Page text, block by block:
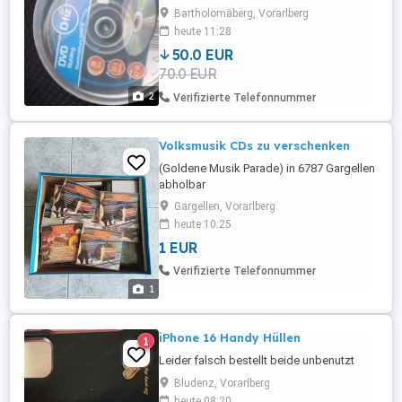
2
Bartholomäberg, Vorarlberg
heute 11:28
50.0 EUR
70.0 EUR
Verifizierte Telefonnummer
1
Volksmusik CDs zu verschenken
(Goldene Musik Parade) in 6787 Gargellen
abholbar
Gargellen, Vorarlberg
heute 10:25
1 EUR
Verifizierte Telefonnummer
1 iPhone 16 Handy Hüllen
Leider falsch bestellt beide unbenutzt
Bludenz, Vorarlberg